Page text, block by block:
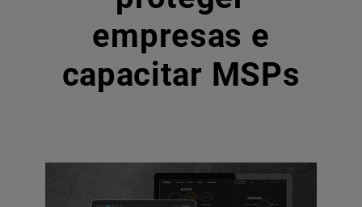
empresas e
capacitar MSPs